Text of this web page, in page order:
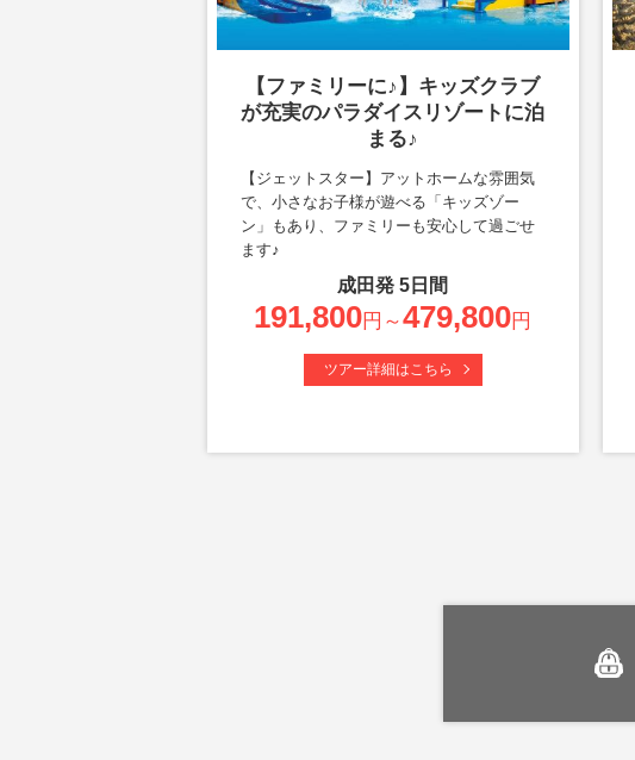
【ファミリーに♪】キッズクラブ
が充実のパラダイスリゾートに泊
まる♪
【ジェットスター】アットホームな雰囲気
で、小さなお子様が遊べる「キッズゾー
ン」もあり、ファミリーも安心して過ごせ
ます♪
成田発5 日間
191,800円～479,800円
ツアー詳細はこちら